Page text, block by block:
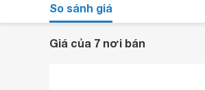
So sánh giá
Giá của 7 nơi bán